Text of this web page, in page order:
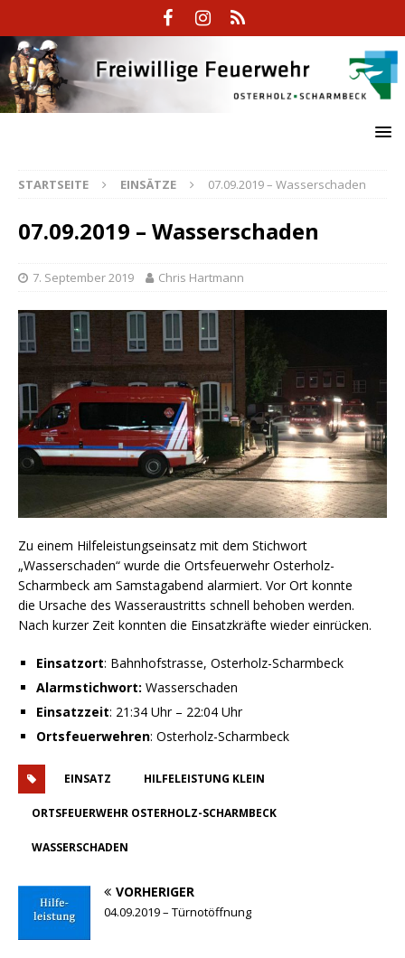
STARTSEITE EINSÄTZE 07.09.2019 – Wasserschaden
07.09.2019 – Wasserschaden
7. September 2019 Chris Hartmann
Zu einem Hilfeleistungseinsatz mit dem Stichwort
„Wasserschaden“ wurde die Ortsfeuerwehr Osterholz-
Scharmbeck am Samstagabend alarmiert. Vor Ort konnte
die Ursache des Wasseraustritts schnell behoben werden.
Nach kurzer Zeit konnten die Einsatzkräfte wieder einrücken.
Einsatzort: Bahnhofstrasse, Osterholz-Scharmbeck
Alarmstichwort: Wasserschaden
Einsatzzeit: 21:34 Uhr – 22:04 Uhr
Ortsfeuerwehren: Osterholz-Scharmbeck
EINSATZ HILFELEISTUNG KLEIN
ORTSFEUERWEHR OSTERHOLZ-SCHARMBECK
WASSERSCHADEN
VORHERIGER
04.09.2019 – Türnotöffnung